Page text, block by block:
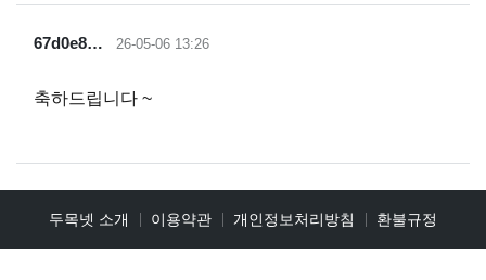
67d0e8… 26-05-06 13:26
축하드립니다 ~
두목넷 소개 이용약관 개인정보처리방침 환불규정